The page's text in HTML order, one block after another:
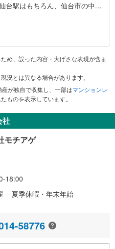
台駅はもちろん、仙台市の中心
施設への出口があるため目的
も安心して目的のホームまで
め、誤った内容・大げさな表現が含ま
況とは異なる場合があります。
が独自で収集し、一部はマンションレ
ものを表示しています。
社
モチアゲ
18:00
夏季休暇・年末年始
58776